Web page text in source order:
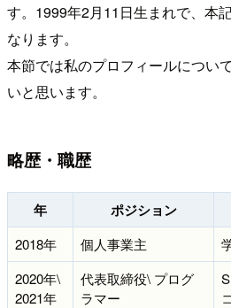
す。1999年2月11日生まれで、本
なります。
本節では私のプロフィールについ
いと思います。
略歴・職歴
年 ポジション
2018年 個人事業主
2020年\
2021年
代表取締役\ プログ
ラマー